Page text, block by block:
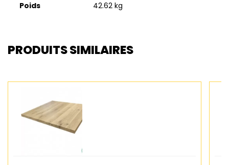
Poids 42.62 kg
PRODUITS SIMILAIRES